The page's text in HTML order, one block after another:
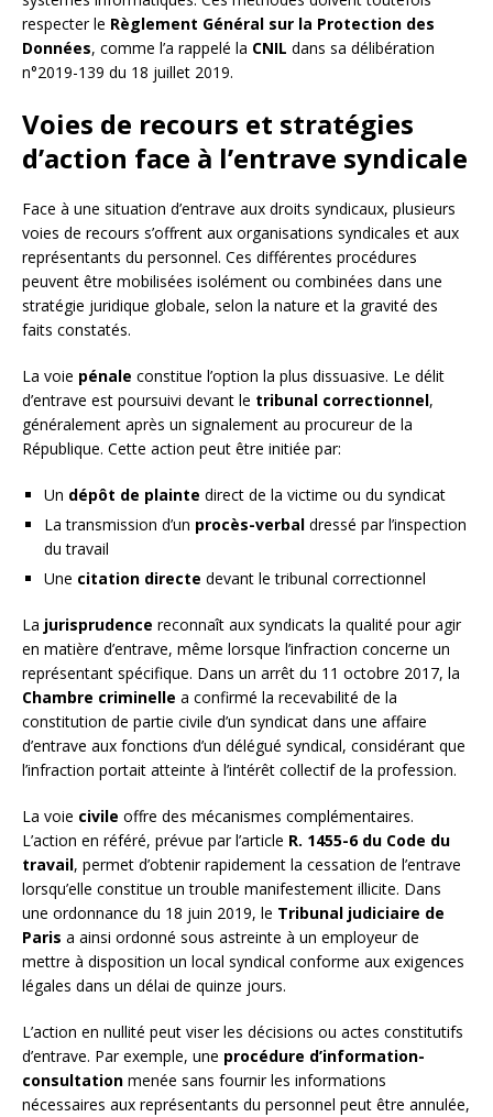
respecter le Règlement Général sur la Protection des
Données, comme l’a rappelé la CNIL dans sa délibération
n°2019-139 du 18 juillet 2019.
Voies de recours et stratégies
d’action face à l’entrave syndicale
Face à une situation d’entrave aux droits syndicaux, plusieurs
voies de recours s’offrent aux organisations syndicales et aux
représentants du personnel. Ces différentes procédures
peuvent être mobilisées isolément ou combinées dans une
stratégie juridique globale, selon la nature et la gravité des
faits constatés.
La voie pénale constitue l’option la plus dissuasive. Le délit
d’entrave est poursuivi devant le tribunal correctionnel,
généralement après un signalement au procureur de la
République. Cette action peut être initiée par:
Un dépôt de plainte direct de la victime ou du syndicat
La transmission d’un procès-verbal dressé par l’inspection
du travail
Une citation directe devant le tribunal correctionnel
La jurisprudence reconnaît aux syndicats la qualité pour agir
en matière d’entrave, même lorsque l’infraction concerne un
représentant spécifique. Dans un arrêt du 11 octobre 2017, la
Chambre criminelle a confirmé la recevabilité de la
constitution de partie civile d’un syndicat dans une affaire
d’entrave aux fonctions d’un délégué syndical, considérant que
l’infraction portait atteinte à l’intérêt collectif de la profession.
La voie civile offre des mécanismes complémentaires.
L’action en référé, prévue par l’article R. 1455-6 du Code du
travail, permet d’obtenir rapidement la cessation de l’entrave
lorsqu’elle constitue un trouble manifestement illicite. Dans
une ordonnance du 18 juin 2019, le Tribunal judiciaire de
Paris a ainsi ordonné sous astreinte à un employeur de
mettre à disposition un local syndical conforme aux exigences
légales dans un délai de quinze jours.
L’action en nullité peut viser les décisions ou actes constitutifs
d’entrave. Par exemple, une procédure d’information-
consultation menée sans fournir les informations
nécessaires aux représentants du personnel peut être annulée,